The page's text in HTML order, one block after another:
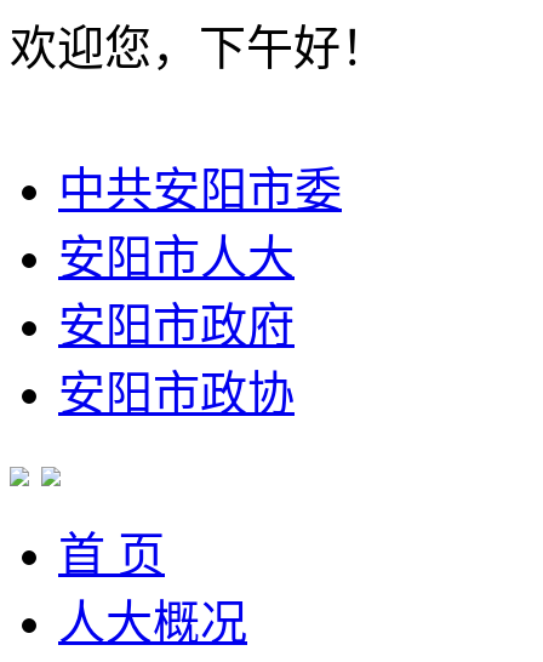
欢迎您，下午好！
中共安阳市委
安阳市人大
安阳市政府
安阳市政协
首 页
人大概况